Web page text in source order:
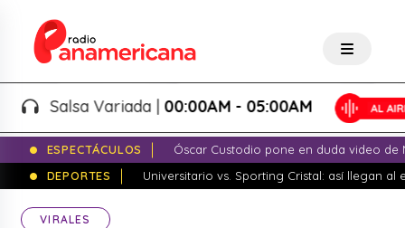
Salsa Variada |00:00AM - 05:00AM
ESPECTÁCULOS
Óscar Custodio pone en duda video de
DEPORTES
Universitario vs. Sporting Cristal: así llegan al
VIRALES